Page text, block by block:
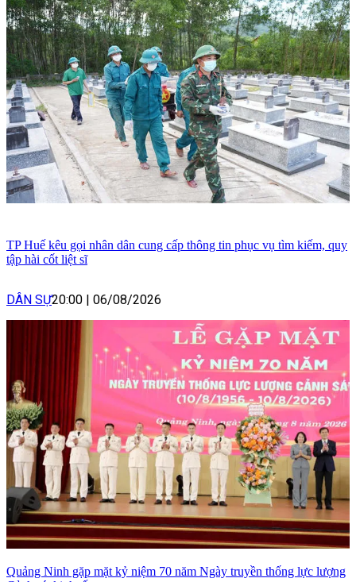
TP Huế kêu gọi nhân dân cung cấp thông tin phục vụ tìm kiếm, quy
tập hài cốt liệt sĩ
DÂN SỰ20:00 06/08/2026
Quảng Ninh gặp mặt kỷ niệm 70 năm Ngày truyền thống lực lượng